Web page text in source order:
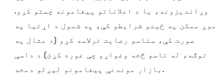
وړاندیزونه، یا د اعلاناتو پیغامونه چمتو کړو.
موږ ممکن په ځینو شرایطو کې، په شمول د اړتیا په
صورت کې، ستاسو رضایت ترلاسه کړو (د مثال په
توګه، له تاسو څخه وغواړو چې غوره کړئ) د داسې
بازار موندنې پیغامونو لیږلو دمخه.